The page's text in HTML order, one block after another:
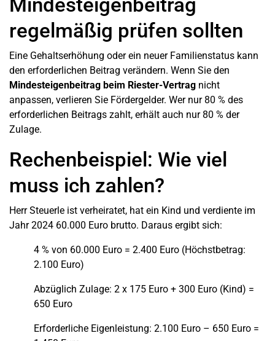
regelmäßig prüfen sollten
Eine Gehaltserhöhung oder ein neuer Familienstatus kann
den erforderlichen Beitrag verändern. Wenn Sie den
Mindesteigenbeitrag beim Riester-Vertrag nicht
anpassen, verlieren Sie Fördergelder. Wer nur 80 % des
erforderlichen Beitrags zahlt, erhält auch nur 80 % der
Zulage.
Rechenbeispiel: Wie viel
muss ich zahlen?
Herr Steuerle ist verheiratet, hat ein Kind und verdiente im
Jahr 2024 60.000 Euro brutto. Daraus ergibt sich:
4 % von 60.000 Euro = 2.400 Euro (Höchstbetrag:
2.100 Euro)
Abzüglich Zulage: 2 x 175 Euro + 300 Euro (Kind) =
650 Euro
Erforderliche Eigenleistung: 2.100 Euro – 650 Euro =